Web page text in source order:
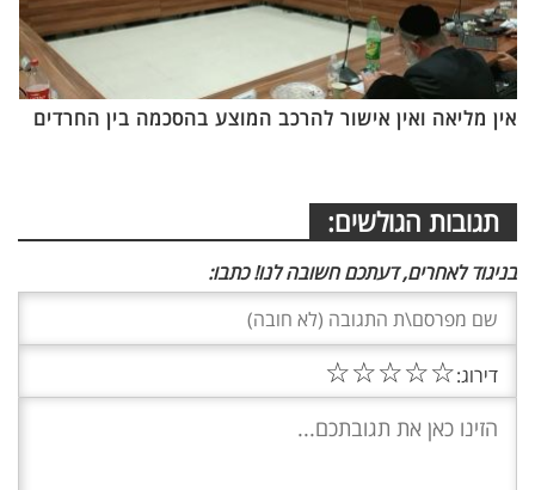
אין מליאה ואין אישור להרכב המוצע בהסכמה בין החרדים
תגובות הגולשים:
בניגוד לאחרים, דעתכם חשובה לנו! כתבו:
דירוג:☆
☆
☆
☆
☆